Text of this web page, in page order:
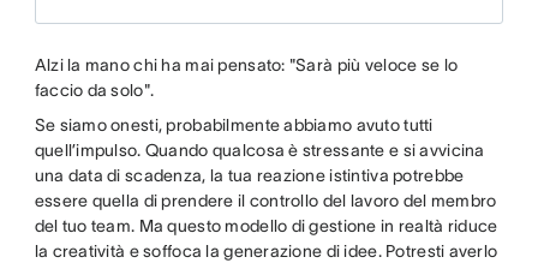
Alzi la mano chi ha mai pensato: "Sarà più veloce se lo
faccio da solo".
Se siamo onesti, probabilmente abbiamo avuto tutti
quell’impulso. Quando qualcosa è stressante e si avvicina
una data di scadenza, la tua reazione istintiva potrebbe
essere quella di prendere il controllo del lavoro del membro
del tuo team. Ma questo modello di gestione in realtà riduce
la creatività e soffoca la generazione di idee. Potresti averlo